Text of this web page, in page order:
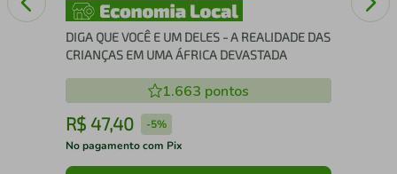
DIGA QUE VOCÊ E UM DELES - A REALIDADE DAS
CRIANÇAS EM UMA ÁFRICA DEVASTADA
1.663 pontos
R$ 47,40 -5%
No pagamento com Pix